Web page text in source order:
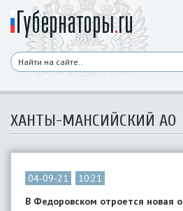
ХАНТЫ-МАНСИЙСКИЙ АО
04-09-21
10:21
В Федоровском отроется новая